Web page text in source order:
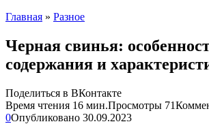
Главная » Разное
Черная свинья:
содержания и
Поделиться в ВКонтакте
Время чтения 16 мин.Просмотры 71
0Опубликовано 30.09.2023